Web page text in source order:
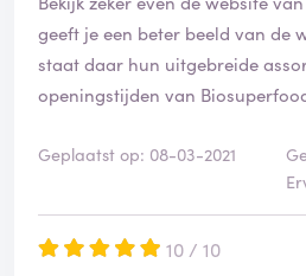
geeft je een beter beeld van de
staat daar hun uitgebreide
openingstijden van
Geplaatst op: 08-03-2021
10 / 10